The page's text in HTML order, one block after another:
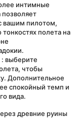
интимные
позволяет
вашим пилотом,
полета на
: выберите
чтобы
Дополнительное
спокойный темп и
вида.
древние руины